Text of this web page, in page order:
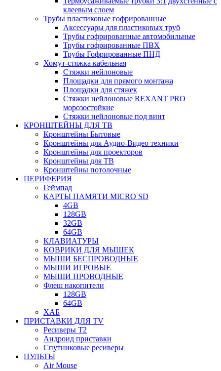
клеевым слоем
Трубы пластиковые гофрированные
Аксессуары для пластиковых труб
Трубы гофрированные автомобильные
Трубы гофрированные ПВХ
Трубы Гофрированные ПНД
Хомут-стяжка кабельная
Cтяжки нейлоновые
Площадки для прямого монтажа
Площадки для стяжек
Стяжки нейлоновые REXANT PRO
морозостойкие
Стяжки нейлоновые под винт
КРОНШТЕЙНЫ ДЛЯ ТВ
Кронштейны Бытовые
Кронштейны для Аудио-Видео техники
Кронштейны для проекторов
Кронштейны для ТВ
Кронштейны потолочные
ПЕРИФЕРИЯ
Геймпад
КАРТЫ ПАМЯТИ MICRO SD
4GB
128GB
32GB
64GB
КЛАВИАТУРЫ
КОВРИКИ ДЛЯ МЫШЕК
МЫШИ БЕСПРОВОДНЫЕ
МЫШИ ИГРОВЫЕ
МЫШИ ПРОВОДНЫЕ
Флеш накопители
128GB
64GB
ХАБ
ПРИСТАВКИ ДЛЯ TV
Ресиверы Т2
Андроид приставки
Спутниковые ресиверы
ПУЛЬТЫ
Air Mouse